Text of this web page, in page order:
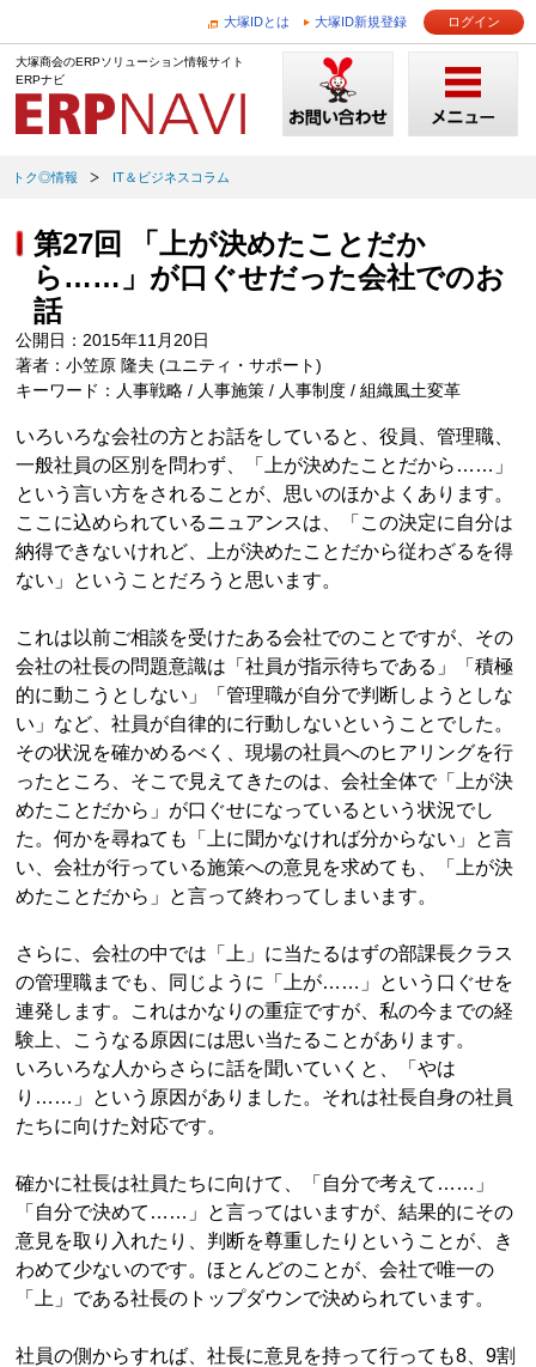
大塚IDとは 大塚ID新規登録 ログイン
大塚商会のERPソリューション情報サイト
ERPナビ
トク◎情報 IT＆ビジネスコラム
第27回 「上が決めたことだか
ら……」が口ぐせだった会社でのお
話
公開日：2015年11月20日
著者：小笠原 隆夫 (ユニティ・サポート)
キーワード：人事戦略 / 人事施策 / 人事制度 / 組織風土変革
いろいろな会社の方とお話をしていると、役員、管理職、
一般社員の区別を問わず、「上が決めたことだから……」
という言い方をされることが、思いのほかよくあります。
ここに込められているニュアンスは、「この決定に自分は
納得できないけれど、上が決めたことだから従わざるを得
ない」ということだろうと思います。
これは以前ご相談を受けたある会社でのことですが、その
会社の社長の問題意識は「社員が指示待ちである」「積極
的に動こうとしない」「管理職が自分で判断しようとしな
い」など、社員が自律的に行動しないということでした。
その状況を確かめるべく、現場の社員へのヒアリングを行
ったところ、そこで見えてきたのは、会社全体で「上が決
めたことだから」が口ぐせになっているという状況でし
た。何かを尋ねても「上に聞かなければ分からない」と言
い、会社が行っている施策への意見を求めても、「上が決
めたことだから」と言って終わってしまいます。
さらに、会社の中では「上」に当たるはずの部課長クラス
の管理職までも、同じように「上が……」という口ぐせを
連発します。これはかなりの重症ですが、私の今までの経
験上、こうなる原因には思い当たることがあります。
いろいろな人からさらに話を聞いていくと、「やは
り……」という原因がありました。それは社長自身の社員
たちに向けた対応です。
確かに社長は社員たちに向けて、「自分で考えて……」
「自分で決めて……」と言ってはいますが、結果的にその
意見を取り入れたり、判断を尊重したりということが、き
わめて少ないのです。ほとんどのことが、会社で唯一の
「上」である社長のトップダウンで決められています。
社員の側からすれば、社長に意見を持って行っても8、9割